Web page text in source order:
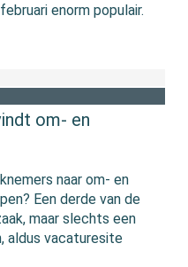
enorm populair.
om- en
naar om- en
Een derde van de
maar slechts een
aldus vacaturesite